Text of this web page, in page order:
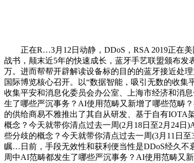
正在R…3月12日动静，DDoS，RSA 2019正在美
战书，颠末近5年的快速成长，蓝牙手艺联盟颁布发
万。进而帮帮开辟解读设备标的目的的蓝牙接近处
国际博览核心召开。以“数据智能，吸引无数的收
收集平安和消息化委员会办公室、上海市经济和消
生了哪些严沉事务？AI使用范畴又新增了哪些范畴
的供给商易不雅推出了其自从研发、基于自有
概念？今天就带你清点过去一周(2月18日至2月24
些分歧的概念？今天就带你清点过去一周(3月11日
瞩…日前，手段无效性和获利便当性是DDoS经久不
周中AI范畴都发生了哪些严沉事务？AI使用范畴又